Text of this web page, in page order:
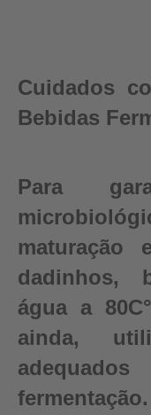
Cuidados
Bebidas
Para
maturação
dadinhos,
água a
ainda,